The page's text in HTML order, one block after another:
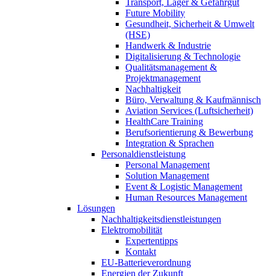
Future Mobility
Gesundheit, Sicherheit & Umwelt
(HSE)
Handwerk & Industrie
Digitalisierung & Technologie
Qualitätsmanagement &
Projektmanagement
Nachhaltigkeit
Büro, Verwaltung & Kaufmännisch
Aviation Services (Luftsicherheit)
HealthCare Training
Berufsorientierung & Bewerbung
Integration & Sprachen
Personaldienstleistung
Personal Management
Solution Management
Event & Logistic Management
Human Resources Management
Lösungen
Nachhaltigkeitsdienstleistungen
Elektromobilität
Expertentipps
Kontakt
EU-Batterieverordnung
Energien der Zukunft